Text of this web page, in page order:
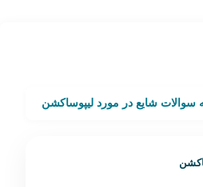
سوالات شایع در مورد لیپوساکشن